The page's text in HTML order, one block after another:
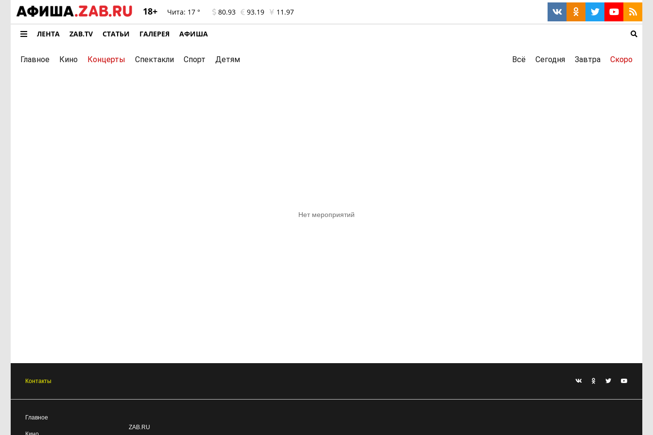
18+ Чита: 17 ° 80.93 93.19 11.97
ЛЕНТА ZAB.TV СТАТЬИ ГАЛЕРЕЯ АФИША
Главное Кино Концерты Спектакли Спорт Детям Всё Сегодня Завтра Скоро
Нет мероприятий
Контакты
Главное
ZAB.RU